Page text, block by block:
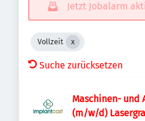
Jetzt Jobalarm
Vollzeit
Suche zurücksetzen
Maschinen- und
(m/w/d)